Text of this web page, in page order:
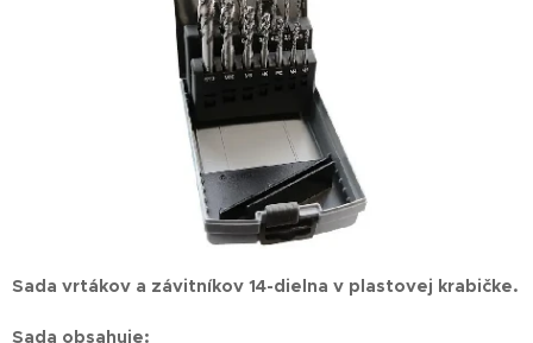
Sada vrtákov a závitníkov 14-dielna v plastovej krabičke.
Sada obsahuje: